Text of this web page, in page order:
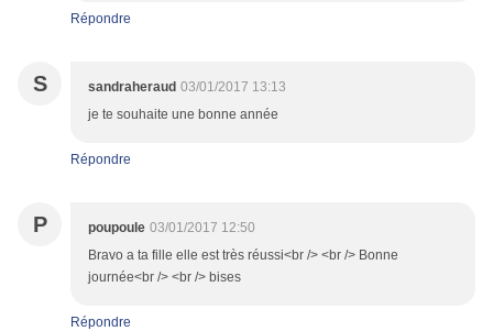
Répondre
S sandraheraud 03/01/2017 13:13
je te souhaite une bonne année
Répondre
P poupoule 03/01/2017 12:50
Bravo a ta fille elle est très réussi<br /> <br /> Bonne
journée<br /> <br /> bises
Répondre